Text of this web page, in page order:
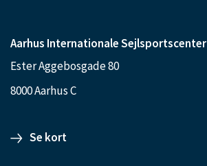
Aarhus Internationale Sejlsportscenter
Ester Aggebosgade 80
8000 Aarhus C
Se kort